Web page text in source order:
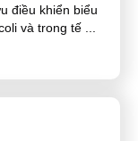
điều khiển biểu
và trong tế